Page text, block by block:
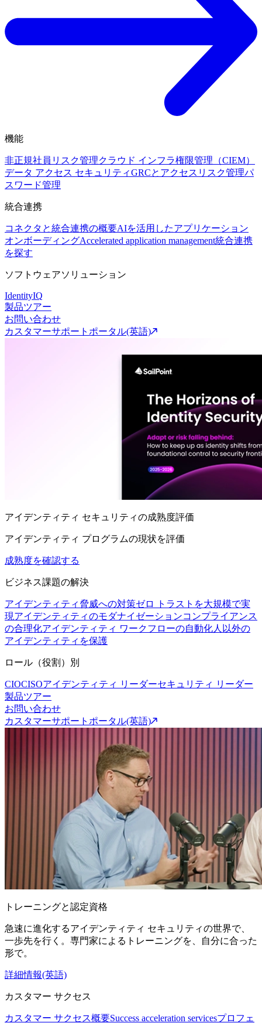
機能
非正規社員リスク管理クラウド インフラ権限管理（CIEM）
データ アクセス セキュリティGRCとアクセスリスク管理パ
スワード管理
統合連携
コネクタと統合連携の概要AIを活用したアプリケーション
オンボーディングAccelerated application management統合連携
を探す
ソフトウェアソリューション
IdentityIQ
製品ツアー
お問い合わせ
カスタマーサポートポータル(英語)
アイデンティティ セキュリティの成熟度評価
アイデンティティ プログラムの現状を評価
成熟度を確認する
ビジネス課題の解決
アイデンティティ脅威への対策ゼロ トラストを大規模で実
現アイデンティティのモダナイゼーションコンプライアンス
の合理化アイデンティティ ワークフローの自動化人以外の
アイデンティティを保護
ロール（役割）別
CIOCISOアイデンティティ リーダーセキュリティ リーダー
製品ツアー
お問い合わせ
カスタマーサポートポータル(英語)
トレーニングと認定資格
急速に進化するアイデンティティ セキュリティの世界で、
一歩先を行く。専門家によるトレーニングを、自分に合った
形で。
詳細情報(英語)
カスタマー サクセス
カスタマー サクセス概要Success acceleration servicesプロフェ